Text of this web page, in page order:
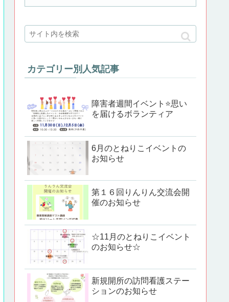
カテゴリー別人気記事
障害者週間イベント⭐思い
を届けるボランティア
6月のとねりこイベントの
お知らせ
第１６回りんりん交流会開
催のお知らせ
☆11月のとねりこイベント
のお知らせ☆
新規開所の訪問看護ステー
ションのお知らせ